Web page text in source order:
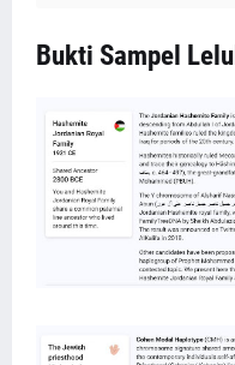
Bukti Sampel